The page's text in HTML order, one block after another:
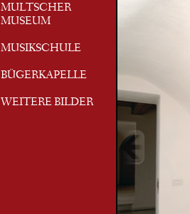
MULTSCHER
MUSEUM
MUSIKSCHULE
BÜGERKAPELLE
WEITERE BILDER